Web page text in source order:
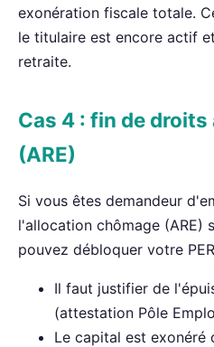
exonération fiscale totale.
le titulaire est encore actif
retraite.
Cas 4 : fin de droits
(ARE)
Si vous êtes demandeur
l'allocation chômage (ARE)
pouvez débloquer votre
Il faut justifier de
(attestation Pôle
Le capital est exonéré